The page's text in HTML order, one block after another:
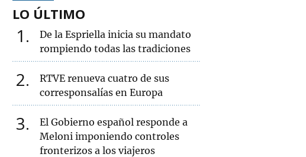
LO ÚLTIMO
1
De la Espriella inicia su mandato
rompiendo todas las tradiciones
2
RTVE renueva cuatro de sus
corresponsalías en Europa
3
El Gobierno español responde a
Meloni imponiendo controles
fronterizos a los viajeros